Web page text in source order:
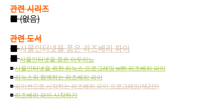
관련 시리즈
■ (없음)
관련 도서
■사물인터넷을 품은 라즈베리 파이
■사물인터넷을 품은 아두이노
■사물인터넷을 위한 리눅스 프로그래밍 with 라즈베리 파이
■리눅스와 함께하는 라즈베리 파이
■파이썬으로 시작하는 라즈베리 파이 프로그래밍(제2판)
■라즈베리 파이 시작하기